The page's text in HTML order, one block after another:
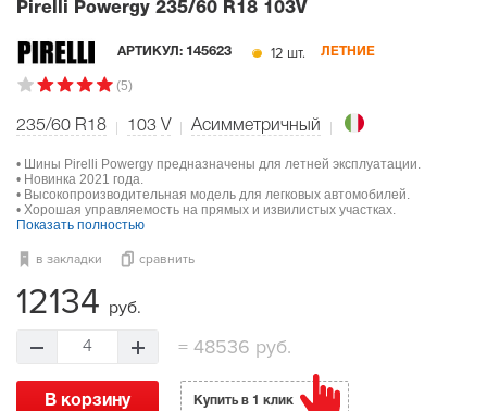
Pirelli Powergy 235/60 R18 103V
АРТИКУЛ: 145623 12 шт. ЛЕТНИЕ
(5)
235/60 R18 103 V Асимметричный
• Шины Pirelli Powergy предназначены для летней эксплуатации.
• Новинка 2021 года.
• Высокопроизводительная модель для легковых автомобилей.
• Хорошая управляемость на прямых и извилистых участках.
Показать полностью
в закладки сравнить
12134 руб.
4 =48536 руб.
В корзину Купить в 1 клик